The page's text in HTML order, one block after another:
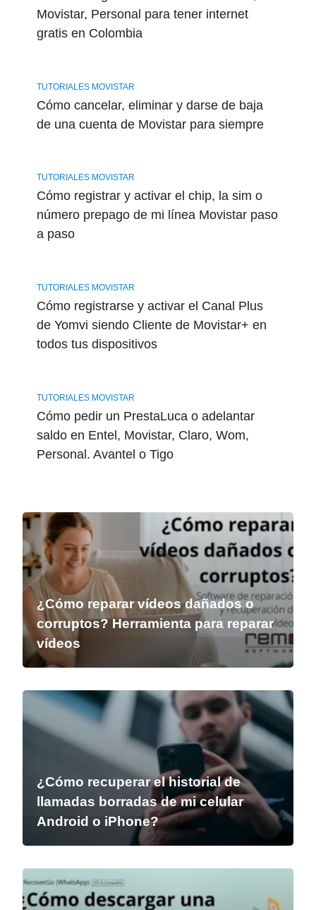
Movistar, Personal para tener internet
gratis en Colombia
TUTORIALES MOVISTAR
Cómo cancelar, eliminar y darse de baja
de una cuenta de Movistar para siempre
TUTORIALES MOVISTAR
Cómo registrar y activar el chip, la sim o
número prepago de mi línea Movistar paso
a paso
TUTORIALES MOVISTAR
Cómo registrarse y activar el Canal Plus
de Yomvi siendo Cliente de Movistar+ en
todos tus dispositivos
TUTORIALES MOVISTAR
Cómo pedir un PrestaLuca o adelantar
saldo en Entel, Movistar, Claro, Wom,
Personal. Avantel o Tigo
¿Cómo reparar vídeos dañados o
corruptos? Herramienta para reparar
vídeos
¿Cómo recuperar el historial de
llamadas borradas de mi celular
Android o iPhone?